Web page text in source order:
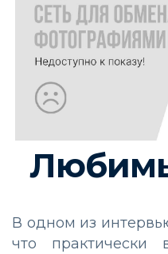
В одном из
что практически